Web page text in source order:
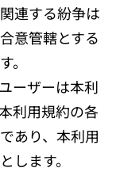
連する紛争は
意管轄とする
。
ーザーは本利
利用規約の各
あり、本利用
します。